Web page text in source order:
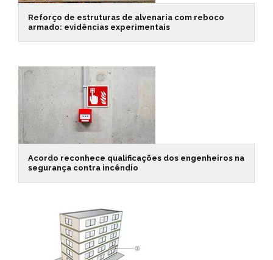
Reforço de estruturas de alvenaria com reboco
armado: evidências experimentais
Acordo reconhece qualificações dos engenheiros na
segurança contra incêndio